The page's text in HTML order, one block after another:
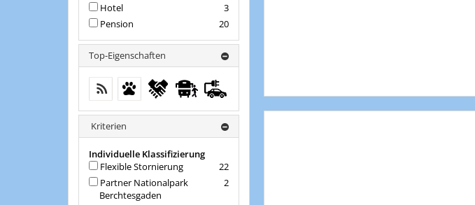
3
Hotel
20
Pension
Top-Eigenschaften
kostenloses W-LAN (in der gesamten
Unterkunft)
Haustiere erlaubt
Flexible Stornierung
Nahverkehr in
der Nähe
E-
Tankstelle
Kriterien
Individuelle Klassifizierung
22
Flexible Stornierung
2
Partner Nationalpark
Berchtesgaden